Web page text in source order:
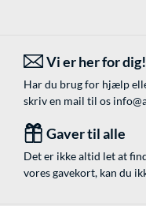
Vi er her for dig!
Har du brug for hjælp
skriv en mail til os
Gaver til alle
Det er ikke altid let at
vores gavekort, kan du